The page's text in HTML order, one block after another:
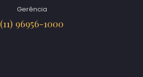
Gerência
(11) 96956-1000